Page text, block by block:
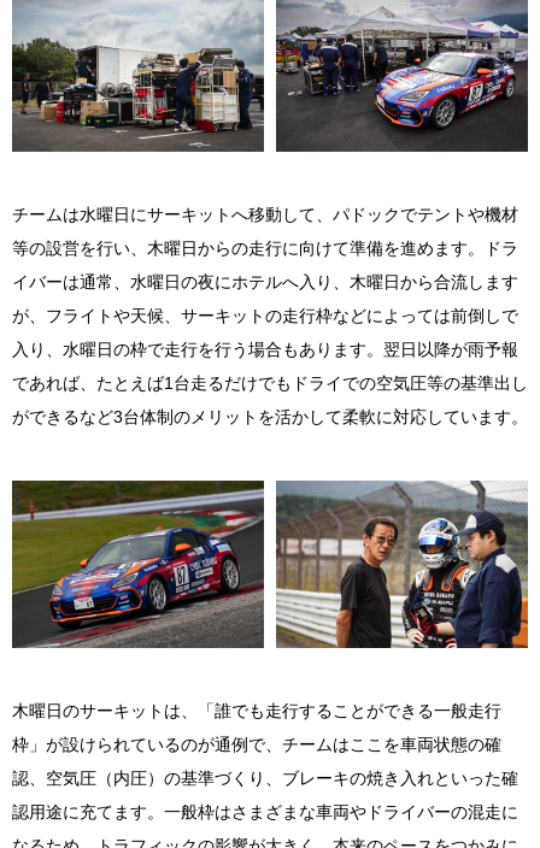
チームは水曜日にサーキットへ移動して、パドックでテントや機材
等の設営を行い、木曜日からの走行に向けて準備を進めます。ドラ
イバーは通常、水曜日の夜にホテルへ入り、木曜日から合流します
が、フライトや天候、サーキットの走行枠などによっては前倒しで
入り、水曜日の枠で走行を行う場合もあります。翌日以降が雨予報
であれば、たとえば1台走るだけでもドライでの空気圧等の基準出し
ができるなど3台体制のメリットを活かして柔軟に対応しています。
木曜日のサーキットは、「誰でも走行することができる一般走行
枠」が設けられているのが通例で、チームはここを車両状態の確
認、空気圧（内圧）の基準づくり、ブレーキの焼き入れといった確
認用途に充てます。一般枠はさまざまな車両やドライバーの混走に